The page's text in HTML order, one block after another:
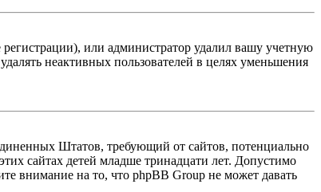
или администратор удалил вашу учетную
неактивных пользователей в целях уменьшения
Штатов, требующий от сайтов, потенциально
сайтах детей младше тринадцати лет. Допустимо
внимание на то, что phpBB Group не может давать